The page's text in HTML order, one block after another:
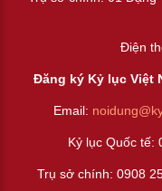
Điện
Đăng ký Kỷ lục Việt
Email:
Kỷ lục Quốc tế:
Trụ sở chính: 0908